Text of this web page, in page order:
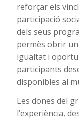
reforçar els
participació
dels seus
permès obrir
igualtat i
participants
disponibles al
Les dones del
l’experiència,